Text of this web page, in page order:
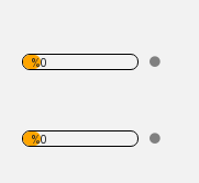
%0
%0